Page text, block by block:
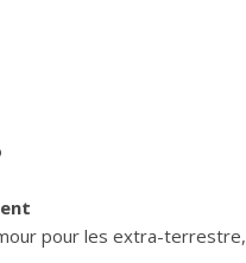
pour les extra-